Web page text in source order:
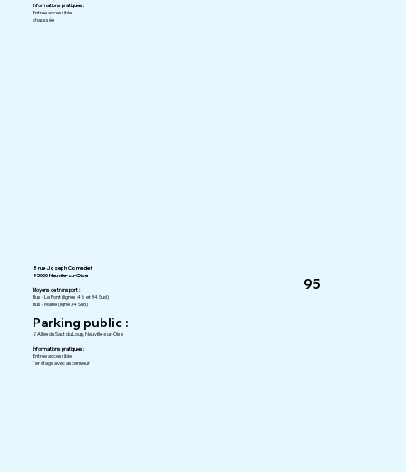
Informations pratiques :
Entrée accessible
chaussée
95
8 rue Joseph Cornudet
95000 Neuville-su-Oise
Moyens de transport :
Bus - Le Pont (lignes 48 et 34 Sud)
Bus - Mairie (ligne 34 Sud)
Parking public :
2 Allée du Saut du Loup, Neuville-sur-Oise
Informations pratiques :
Entrée accessible
1er étage avec ascenseur